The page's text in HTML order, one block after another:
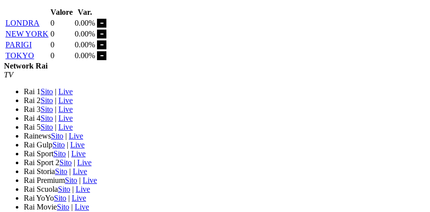
Valore Var.
LONDRA
0
0.00%
NEW YORK 0
0.00%
PARIGI
0
0.00%
TOKYO
0
0.00%
Network Rai
TV
Rai 1 Sito | Live
Rai 2Sito | Live
Rai 3Sito | Live
Rai 4Sito | Live
Rai 5Sito | Live
RainewsSito | Live
Rai GulpSito | Live
Rai SportSito | Live
Rai Sport 2Sito | Live
Rai StoriaSito | Live
Rai PremiumSito | Live
Rai ScuolaSito | Live
Rai YoYoSito | Live
Rai MovieSito | Live